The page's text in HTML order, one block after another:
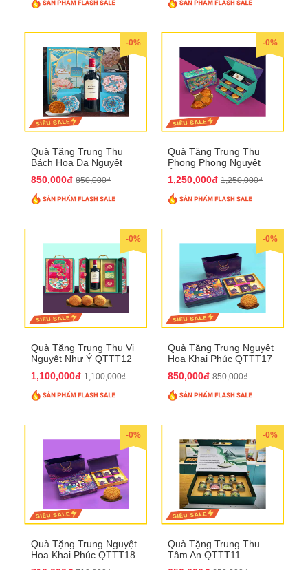
-0%
Quà Tặng Trung Thu
Bách Hoa Dạ Nguyệt
850,000đ 850,000₫
-0%
Quà Tặng Trung Thu
Phong Phong Nguyệt
1,250,000đ 1,250,000₫
-0%
Quà Tặng Trung Thu Vi
Nguyệt Như Ý QTTT12
1,100,000đ 1,100,000₫
-0%
Quà Tặng Trung Nguyệt
Hoa Khai Phúc QTTT17
850,000đ 850,000₫
-0%
Quà Tặng Trung Nguyệt
Hoa Khai Phúc QTTT18
-0%
Quà Tặng Trung Thu
Tâm An QTTT11